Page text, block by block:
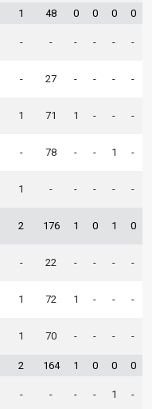
1 48 0 0 0 0
- - - - - -
- 27 - - - -
1 71 1 - - -
- 78 - - 1 -
1 - - - - -
2 176 1 0 1 0
- 22 - - - -
1 72 1 - - -
1 70 - - - -
2 164 1 0 0 0
- - - - 1 -